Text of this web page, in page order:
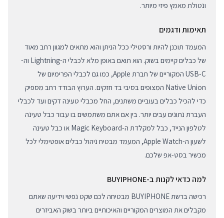
ונטולת מאמץ פיזי מיותר.
תאימות ודגמים
המעמד תוכנן להיות ורסטילי ככל הניתן והוא מתאים למגוון רחב מאוד
של כבלים קיימים בשוק. הוא תואם באופן מלא לכבלי ה-Lightning וה-
USB-C המקוריים של חברת Apple, כמו גם לכבלי הפרימיום של
Native Union המצופים בסיבי בד חזקים. הערוץ הבודד רחב מספיק
כדי להכיל כבלים בעוביים משתנים, החל מכבלי טעינה דקים ועד לכבלי
העברת נתונים עבים יותר. בין אם אתם משתמשים בו עבור כבל טעינה
לטלפון הנייד, כבל למקלדת ה-Magic Keyboard או כבל טעינה
לשעון ה-Apple Watch, המעמד מבטיח ניהול כבלים אופטימלי לכל
מכשיר בסט-אפ שלכם.
למה כדאי לקנות ב-BUYIPHONE
רכישה ברשת BUYIPHONE מבטיחה לכם שקט נפשי וידיעה שאתם
מקבלים את המוצרים המקוריים והאיכותיים ביותר בשוק האביזרים